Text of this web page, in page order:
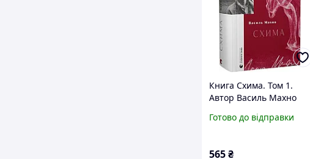
Книга Схима. Том 1.
Автор Василь Махно
тверда) 2024 р. 17
Готово до відправки
565₴